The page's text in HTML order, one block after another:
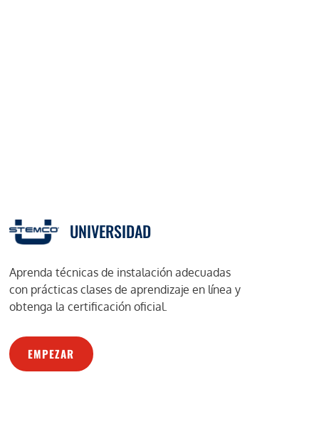
UNIVERSIDAD
Aprenda técnicas de instalación adecuadas
con prácticas clases de aprendizaje en línea y
obtenga la certificación oficial.
EMPEZAR